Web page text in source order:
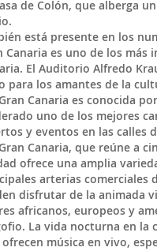
de Colón, que alberga
está presente en los
Canaria es uno de los
El Auditorio Alfredo
para los amantes de la
Canaria es conocida
uno de los mejores
y eventos en las calles
Canaria, que reúne a
ofrece una amplia
arterias
disfrutar de la animada
africanos, europeos y
La vida nocturna en la
música en vivo,